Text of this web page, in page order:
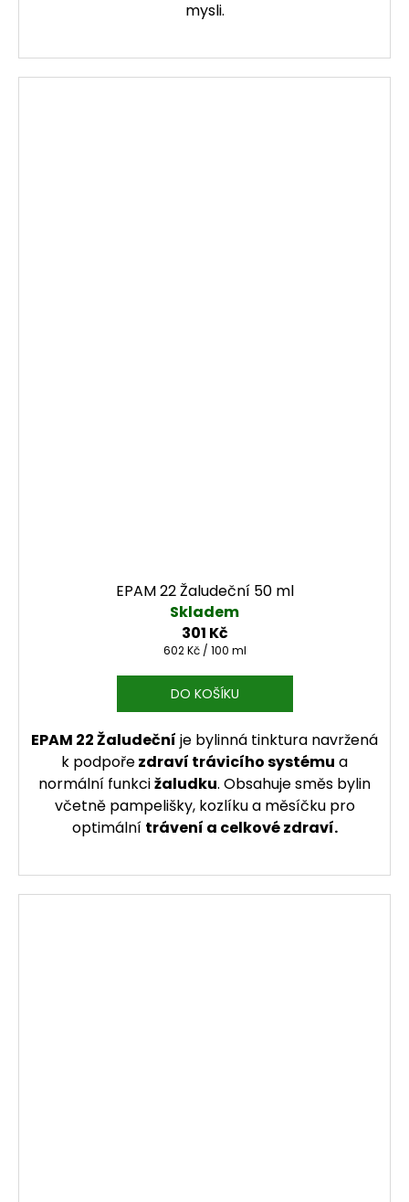
mysli.
EPAM 22 Žaludeční 50 ml
Skladem
301 Kč
Měrná cena:
602 Kč / 100 ml
DO KOŠÍKU
EPAM 22 Žaludeční je bylinná tinktura navržená
k podpořezdraví trávicího systému a
normální funkcižaludku. Obsahuje směs bylin
včetně pampelišky, kozlíku a měsíčku pro
optimální trávení a celkové zdraví.